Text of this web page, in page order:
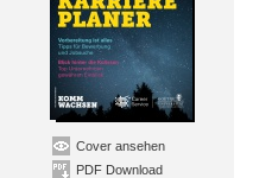
Cover ansehen
PDF Download